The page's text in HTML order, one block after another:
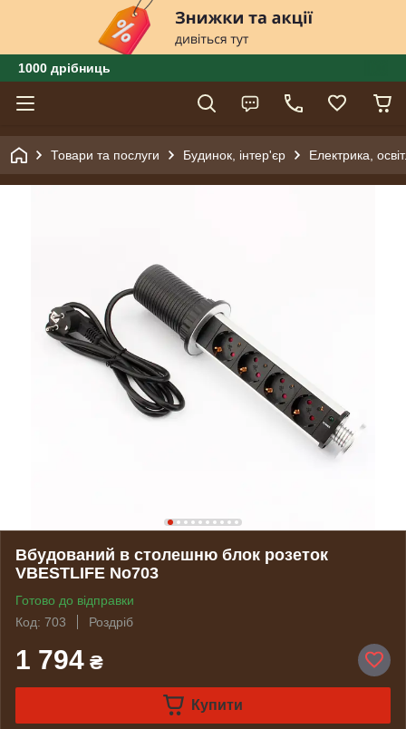
1000 дрібниць
Товари та послуги Будинок, інтер'єр Електрика,
Вбудований в столешню блок розеток
VBESTLIFE No703
Готово до відправки
Код: 703
Роздріб
1 794 ₴
Купити